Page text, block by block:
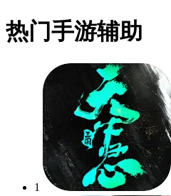
热门手游辅助
1